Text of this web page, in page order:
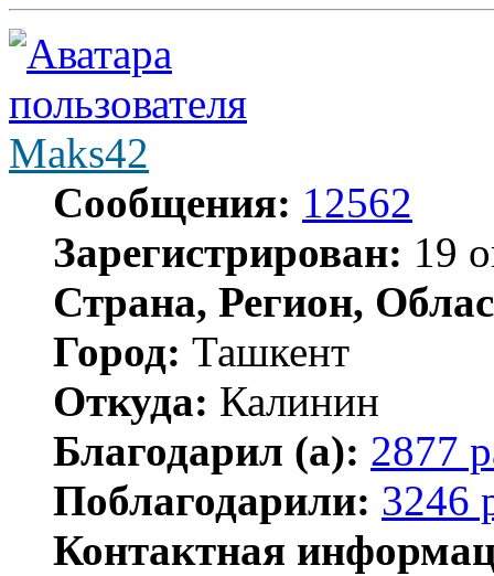
Maks42
Сообщения: 12562
Зарегистрирован: 19
Страна, Регион,
Город: Ташкент
Откуда: Калинин
Благодарил (а): 2877
Поблагодарили: 3246
Контактная